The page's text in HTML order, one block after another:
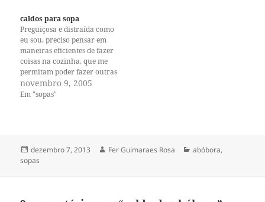
folhas verdes. Infelizmente eu
preciso dormir…
caldos para sopa
Preguiçosa e distraída como
eu sou, preciso pensar em
maneiras eficientes de fazer
coisas na cozinha, que me
permitam poder fazer outras
mil coisas e ter
esquecimentos. Com a
salada e pão…
novembro 9, 2005
Em "sopas"
Publicado
em
dezembro 7, 2013 Autor
Fer Guimaraes Rosa Categorias
abóbora,
sopas